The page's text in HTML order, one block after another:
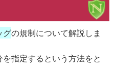
グの規制について解説しま
指定するという方法をと